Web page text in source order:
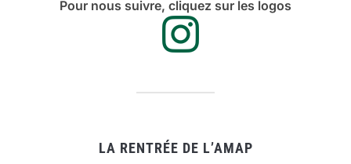
Pour nous suivre, cliquez sur les logos
LA RENTRÉE DE L’AMAP